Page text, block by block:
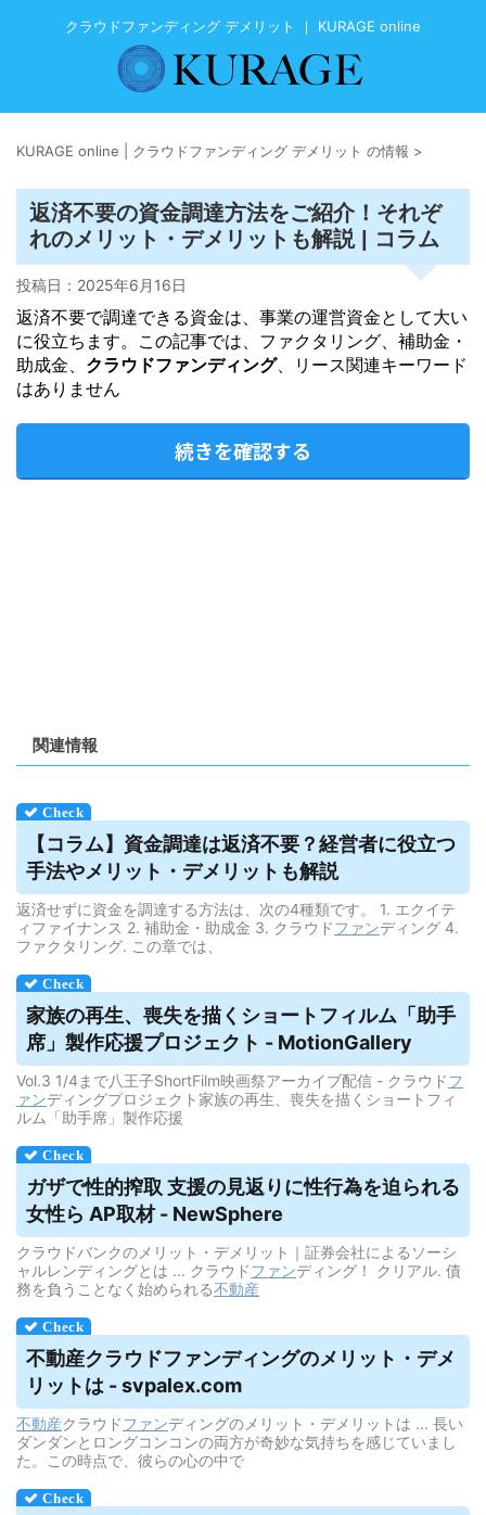
クラウドファンディング デメリット ｜ KURAGE online
KURAGE online | クラウドファンディング デメリット の情報 >
返済不要の資金調達方法をご紹介！それぞ
れのメリット・ デメリット も解説 | コラム
投稿日： 2025年6月16日
返済不要で調達できる資金は、事業の運営資金として大い
に役立ちます。この記事では、ファクタリング、補助金・
助成金、 クラウドファンディング、リース関連キーワード
はありません
続きを確認する
関連情報
【コラム】資金調達は返済不要？経営者に役立つ
手法やメリット・ デメリット も解説
返済せずに資金を調達する方法は、次の4種類です。 1. エクイテ
ィファイナンス 2. 補助金・助成金 3. クラウドファンディング 4.
ファクタリング. この章では、
家族の再生、喪失を描くショートフィルム「助手
席」製作応援プロジェクト - MotionGallery
Vol.3 1/4まで八王子ShortFilm映画祭アーカイブ配信 - クラウドフ
ァンディングプロジェクト家族の再生、喪失を描くショートフィ
ルム「助手席」製作応援
ガザで性的搾取 支援の見返りに性行為を迫られる
女性ら AP取材 - NewSphere
クラウドバンクのメリット・デメリット｜証券会社によるソーシ
ャルレンディングとは ... クラウドファンディング！ クリアル. 債
務を負うことなく始められる不動産
不動産クラウドファンディングのメリット・ デメ
リットは - svpalex.com
不動産クラウドファンディングのメリット・デメリットは ... 長い
ダンダンとロングコンコンの両方が奇妙な気持ちを感じていまし
た。この時点で、彼らの心の中で